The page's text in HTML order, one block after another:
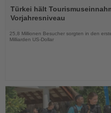
Sie
die
Nachrichten
Türkei hält
Vorjahresniveau
25,8 Millionen Besucher sorgten in den
Milliarden US-Dollar